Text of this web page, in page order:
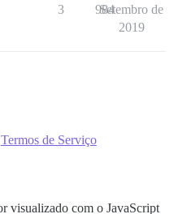
3 984
Setembro de
2019
Termos de Serviço
visualizado com o JavaScript